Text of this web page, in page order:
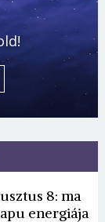
8: ma
energiája